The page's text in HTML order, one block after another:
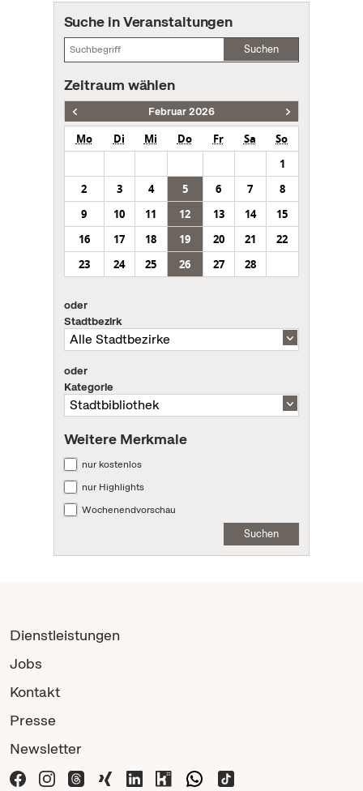
Suche in Veranstaltungen
Suchen
Zeitraum wählen
Februar 2026
Mo Di Mi Do Fr Sa
So
1
2
3 4 5 6 7
8
9
10 11 12 13 14
15
16
17 18 19 20 21
22
23
24 25 26 27 28
oder
Stadtbezirk
oder
Kategorie
Weitere Merkmale
nur kostenlos
nur Highlights
Wochenendvorschau
Suchen
Dienstleistungen
Jobs
Kontakt
Presse
Newsletter